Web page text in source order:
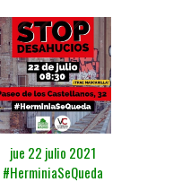
jue 22 julio 2021
#HerminiaSeQueda